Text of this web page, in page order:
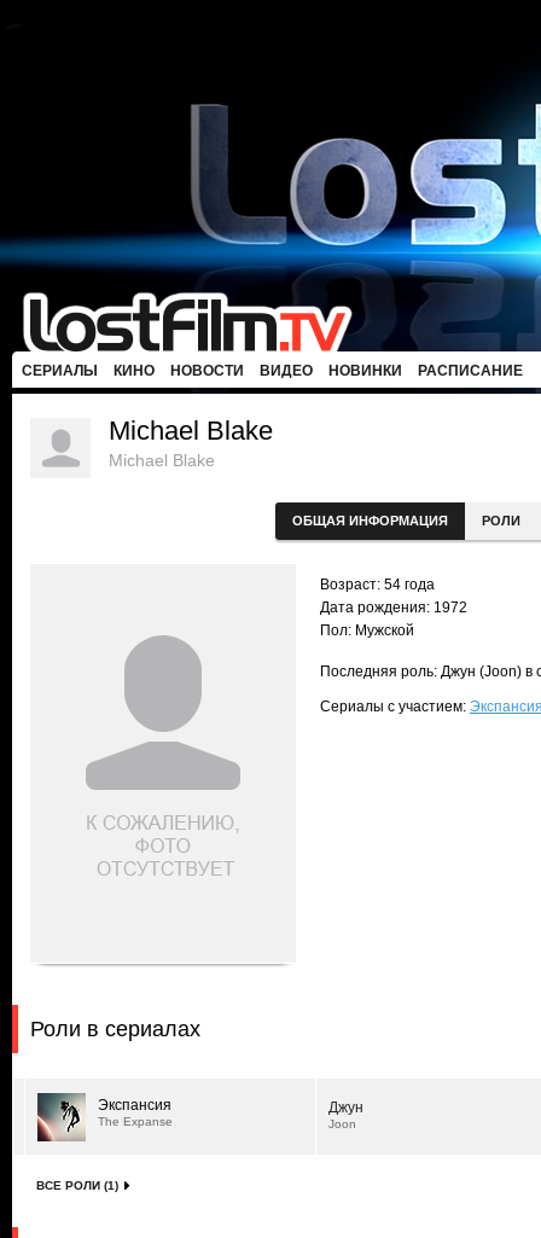
СЕРИАЛЫ КИНО НОВОСТИ ВИДЕО НОВИНКИ РАСПИСАНИЕ
Michael Blake
Michael Blake
ОБЩАЯ ИНФОРМАЦИЯ РОЛИ
Возраст: 54 года
Дата рождения: 1972
Пол: Мужской
Последняя роль: Джун (Joon) в
Сериалы с участием:
Роли в сериалах
Экспансия
The Expanse
Джун
Joon
ВСЕ РОЛИ (1)